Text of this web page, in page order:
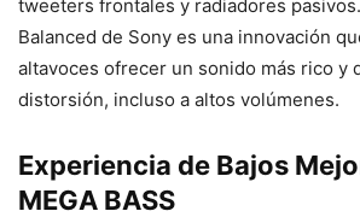
tweeters frontales y radiadores
Balanced de Sony es una innovación
altavoces ofrecer un sonido más rico y
distorsión, incluso a altos volúmenes.
Experiencia de Bajos
MEGA BASS